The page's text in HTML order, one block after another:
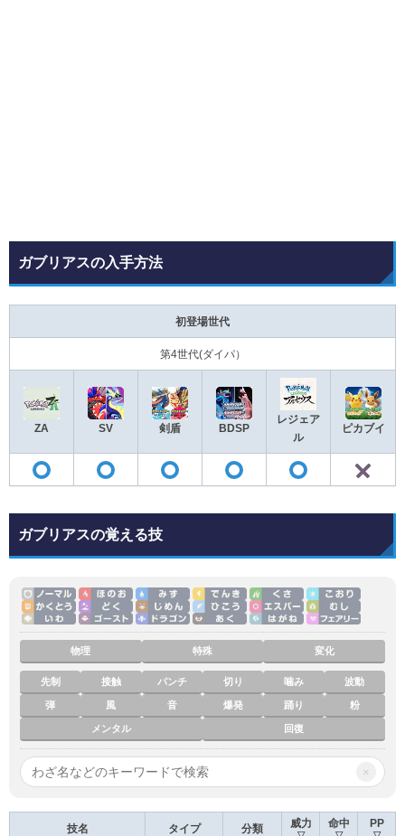
ガブリアスの入手方法
初登場世代
第4世代(ダイパ）
ZA SV 剣盾 BDSP
レジェア
ル
ピカブイ
ガブリアスの覚える技
物理 特殊 変化
先制 接触 パンチ 切り 噛み 波動
弾 風 音 爆発 踊り 粉
メンタル 回復
×
技名 タイプ 分類 威力 命中 PP